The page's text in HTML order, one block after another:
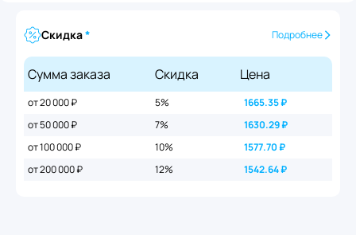
Скидка* Подробнее
Сумма заказа Скидка Цена
от 20 000 ₽ 5% 1665.35₽
от 50 000 ₽
7% 1630.29₽
от 100 000 ₽
10% 1577.70₽
от 200 000 ₽
12% 1542.64₽